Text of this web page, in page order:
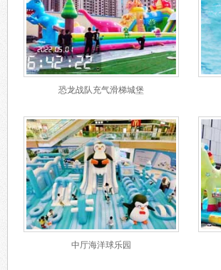
恐龙战队充气滑梯城堡
中厅海洋球乐园